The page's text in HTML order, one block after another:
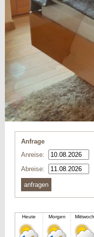
Anfrage
Anreise:
Abreise: